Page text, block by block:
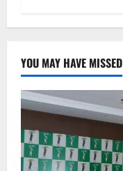
YOU MAY HAVE MISSED